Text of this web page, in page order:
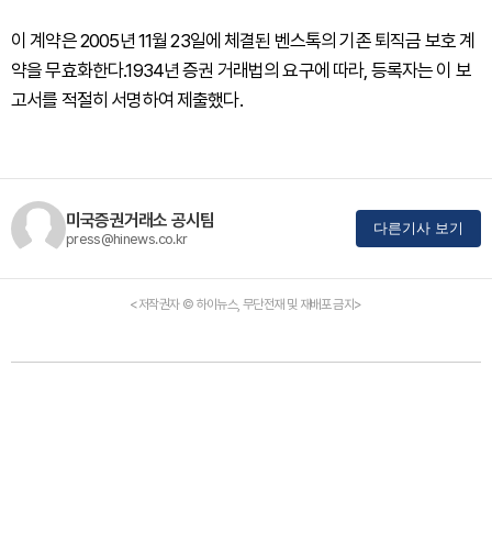
이 계약은 2005년 11월 23일에 체결된 벤스톡의 기존 퇴직금 보호 계
약을 무효화한다.1934년 증권 거래법의 요구에 따라, 등록자는 이 보
고서를 적절히 서명하여 제출했다.
미국증권거래소 공시팀
press@hinews.co.kr
다른기사 보기
<저작권자 © 하이뉴스, 무단전재 및 재배포 금지>